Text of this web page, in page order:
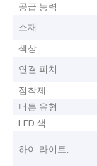
공급 능력
소재
색상
연결 피치
점착제
버튼 유형
LED 색
하이 라이트: